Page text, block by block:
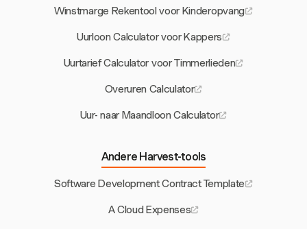
Winstmarge Rekentool voor Kinderopvang
Uurloon Calculator voor Kappers
Uurtarief Calculator voor Timmerlieden
Overuren Calculator
Uur- naar Maandloon Calculator
Andere Harvest-tools
Software Development Contract Template
A Cloud Expenses